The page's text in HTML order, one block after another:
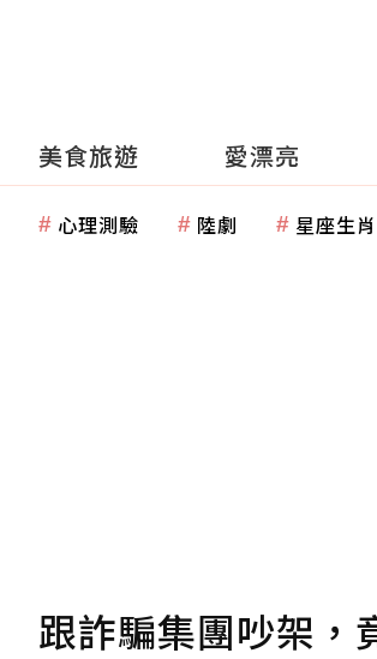
美食旅遊 愛漂亮
心理測驗 陸劇 星座生肖
跟詐騙集團吵架，